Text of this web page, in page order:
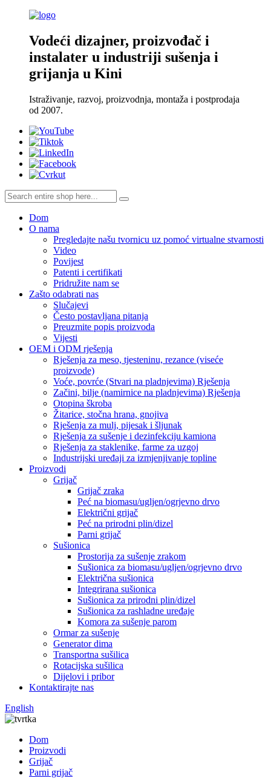
Vodeći dizajner, proizvođač i
instalater u industriji sušenja i
grijanja u Kini
Istraživanje, razvoj, proizvodnja, montaža i postprodaja
od 2007.
Dom
O nama
Pregledajte našu tvornicu uz pomoć virtualne stvarnosti
Video
Povijest
Patenti i certifikati
Pridružite nam se
Zašto odabrati nas
Slučajevi
Često postavljana pitanja
Preuzmite popis proizvoda
Vijesti
OEM i ODM rješenja
Rješenja za meso, tjesteninu, rezance (viseće
proizvode)
Voće, povrće (Stvari na pladnjevima) Rješenja
Začini, bilje (namirnice na pladnjevima) Rješenja
Otopina škroba
Žitarice, stočna hrana, gnojiva
Rješenja za mulj, pijesak i šljunak
Rješenja za sušenje i dezinfekciju kamiona
Rješenja za staklenike, farme za uzgoj
Industrijski uređaji za izmjenjivanje topline
Proizvodi
Grijač
Grijač zraka
Peć na biomasu/ugljen/ogrjevno drvo
Električni grijač
Peć na prirodni plin/dizel
Parni grijač
Sušionica
Prostorija za sušenje zrakom
Sušionica za biomasu/ugljen/ogrjevno drvo
Električna sušionica
Integrirana sušionica
Sušionica za prirodni plin/dizel
Sušionica za rashladne uređaje
Komora za sušenje parom
Ormar za sušenje
Generator dima
Transportna sušilica
Rotacijska sušilica
Dijelovi i pribor
Kontaktirajte nas
English
Dom
Proizvodi
Grijač
Parni grijač